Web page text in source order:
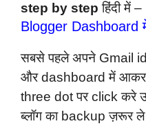
step by step हिंदी में –
Blogger Dashboard
सबसे पहले अपने Gmail
और dashboard में
three dot पर click करे
ब्लॉग का backup ज़रूर